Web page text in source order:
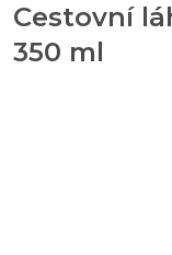
Cestovní
350 ml